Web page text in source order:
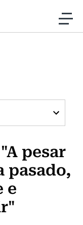
pesar
pasado,
e